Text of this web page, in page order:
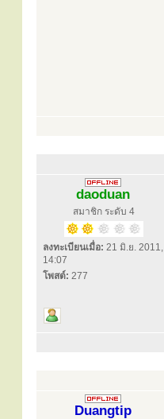
daoduan
สมาชิก ระดับ 4
ลงทะเบียนเมื่อ: 21 มิ.ย. 2011,
14:07
โพสต์: 277
Duangtip